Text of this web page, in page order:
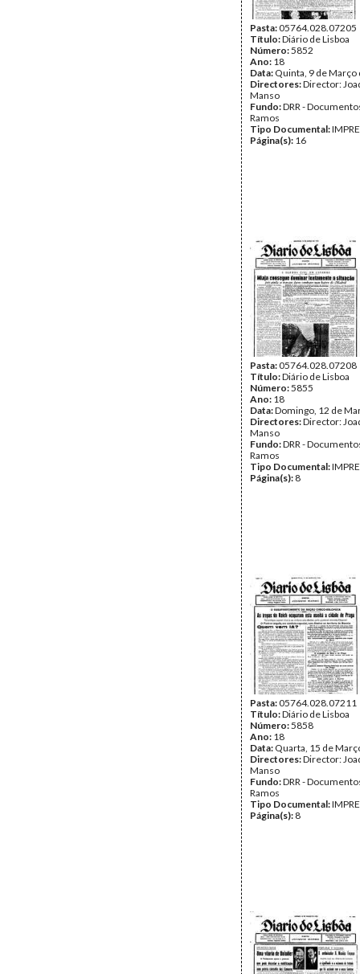
Pasta:05764.028.07205
Título:Diário de Lisboa
Número:5852
Ano: 18
Data: Quinta, 9 de Março
Directores:Director:
Manso
Fundo:DRR -
Ramos
Tipo Documental:
Página(s): 16
Pasta:05764.028.07208
Título:Diário de Lisboa
Número:5855
Ano: 18
Data:Domingo, 12 de
Directores:Director:
Manso
Fundo:DRR -
Ramos
Tipo Documental:
Página(s): 8
Pasta:05764.028.07211
Título:Diário de Lisboa
Número:5858
Ano: 18
Data: Quarta, 15 de
Directores:Director:
Manso
Fundo:DRR -
Ramos
Tipo Documental:
Página(s): 8